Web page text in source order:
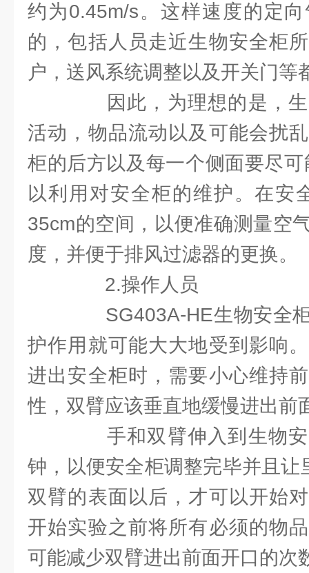
约为0.45m/s。这样速度的定
的，包括人员走近生物安全柜
户，送风系统调整以及开关门等
因此，为理想的是，生
活动，物品流动以及可能会扰
柜的后方以及每一个侧面要尽
以利用对安全柜的维护。在安
35cm的空间，以便准确测量空
度，并便于排风过滤器的更换。
2.操作人员
SG403A-HE生物安全柜
护作用就可能大大地受到影响
进出安全柜时，需要小心维持
性，双臂应该垂直地缓慢进出前
手和双臂伸入到生物安
钟，以便安全柜调整完毕并且让
双臂的表面以后，才可以开始
开始实验之前将所有必须的物
可能减少双臂进出前面开口的次